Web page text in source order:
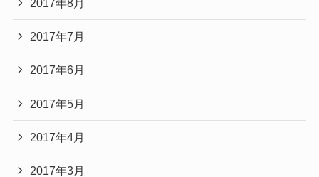
2017年8月
2017年7月
2017年6月
2017年5月
2017年4月
2017年3月